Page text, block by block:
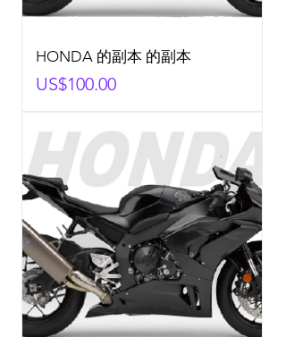
HONDA 的副本 的副本
Price
US$100.00